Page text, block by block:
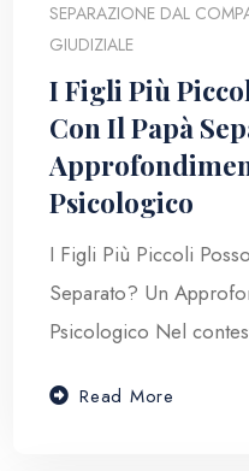
SEPARAZIONE DAL
GIUDIZIALE
I Figli Più
Con Il Papà
Psicologico
I Figli Più Piccoli
Separato? Un
Psicologico Nel
Read More